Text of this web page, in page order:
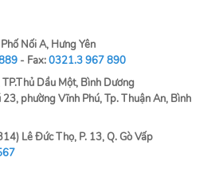
Nối A, Hưng Yên
- Fax:0321.3 967 890
Dầu Một, Bình Dương
phường Vĩnh Phú, Tp. Thuận An, Bình
Lê Đức Thọ, P. 13, Q. Gò Vấp